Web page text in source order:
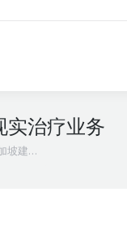
实治疗业务
坡建…